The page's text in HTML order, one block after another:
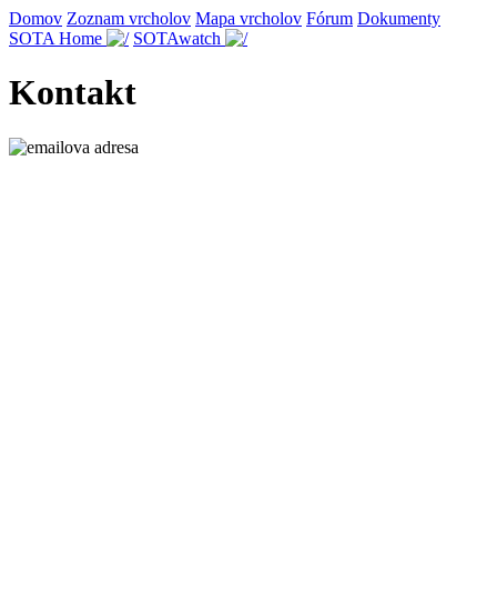
Domov Zoznam vrcholov Mapa vrcholov Fórum Dokumenty
SOTA Home
SOTAwatch
Kontakt